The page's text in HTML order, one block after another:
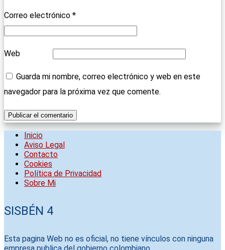
Correo electrónico *
Web
Guarda mi nombre, correo electrónico y web en este
navegador para la próxima vez que comente.
Inicio
Aviso Legal
Contacto
Cookies
Política de Privacidad
Sobre Mi
SISBÉN 4
Esta pagina Web no es oficial, no tiene vínculos con ninguna
empresa publica del gobierno colombiano.